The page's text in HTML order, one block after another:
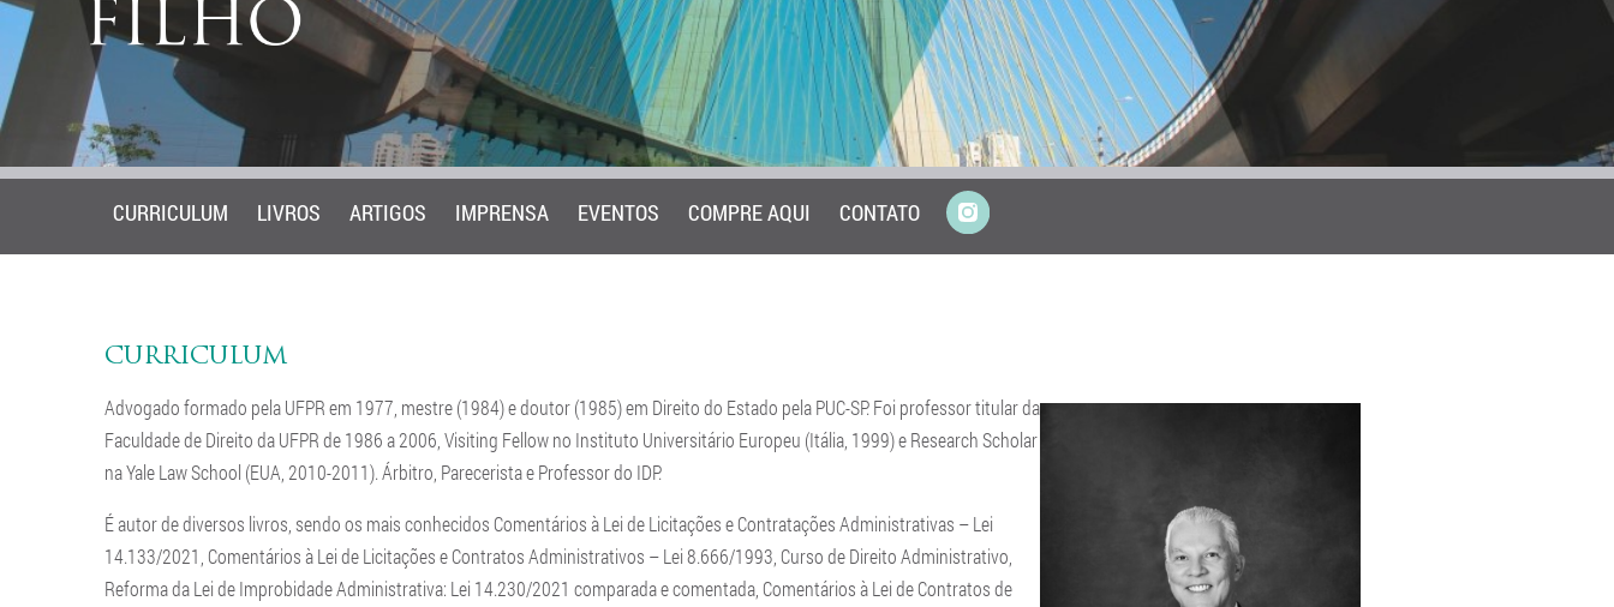
CURRICULUM LIVROS ARTIGOS IMPRENSA EVENTOS COMPRE AQUI CONTATO
CURRICULUM
Advogado formado pela UFPR em 1977, mestre (1984) e doutor (1985) em Direito do Estado pela PUC-SP. Foi professor titular da
Faculdade de Direito da UFPR de 1986 a 2006, Visiting Fellow no Instituto Universitário Europeu (Itália, 1999) e Research Scholar
na Yale Law School (EUA, 2010-2011). Árbitro, Parecerista e Professor do IDP.
É autor de diversos livros, sendo os mais conhecidos Comentários à Lei de Licitações e Contratações Administrativas – Lei
14.133/2021, Comentários à Lei de Licitações e Contratos Administrativos – Lei 8.666/1993, Curso de Direito Administrativo,
Reforma da Lei de Improbidade Administrativa: Lei 14.230/2021 comparada e comentada, Comentários à Lei de Contratos de